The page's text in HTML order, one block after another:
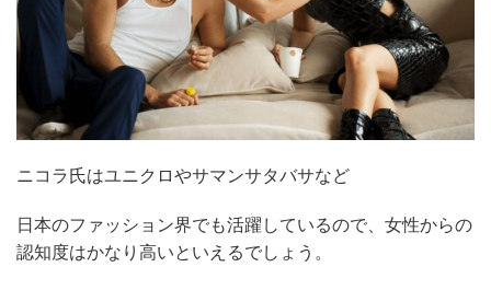
ニコラ氏はユニクロやサマンサタバサなど
日本のファッション界でも活躍しているので、女性からの
認知度はかなり高いといえるでしょう。